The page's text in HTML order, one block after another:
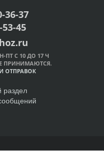
36-37
53-45
С 10 ДО 17 Ч
ПРИНИМАЮТСЯ.
ОТПРАВОК
раздел